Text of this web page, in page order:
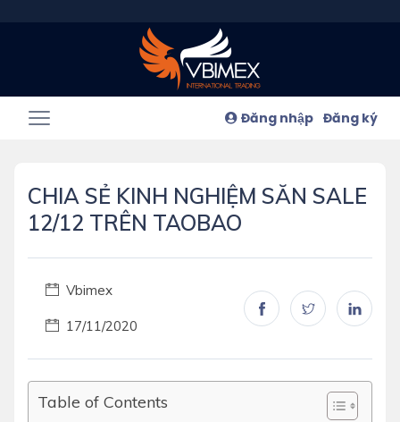
Đăng nhập Đăng ký
CHIA SẺ KINH NGHIỆM SĂN SALE
12/12 TRÊN TAOBAO
Vbimex
17/11/2020
Table of Contents